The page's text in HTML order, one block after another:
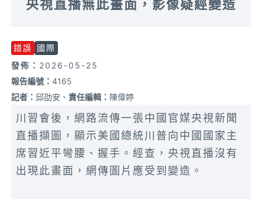
央視直播無此畫面，影像疑經變造
錯誤
國際
發佈： 2026-05-25
報告編號：4165
記者： 邱劭安、責任編輯： 陳偉婷
川習會後，網路流傳一張中國官媒央視新聞
直播擷圖，顯示美國總統川普向中國國家主
席習近平彎腰、握手。經查，央視直播沒有
出現此畫面，網傳圖片應受到變造。